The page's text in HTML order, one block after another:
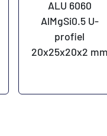
ALU 6060
AlMgSi0.5 U-
profiel
20x25x20x2 mm